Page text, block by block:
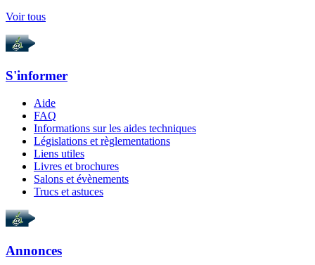
Voir tous
S'informer
Aide
FAQ
Informations sur les aides techniques
Législations et règlementations
Liens utiles
Livres et brochures
Salons et évènements
Trucs et astuces
Annonces